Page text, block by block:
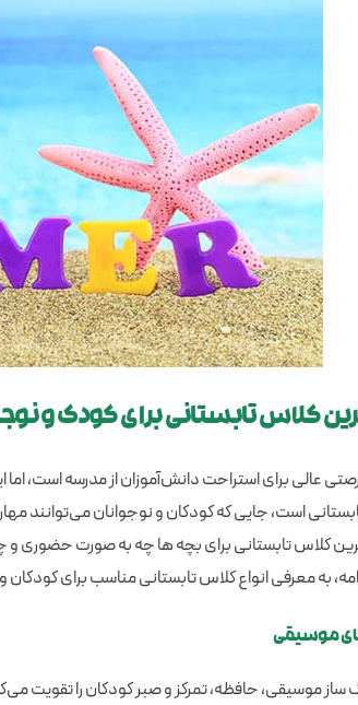
کلاس تابستانی برای کودک و
عالی برای استراحت دانش‌آموزان از مدرسه است،
است، جایی که کودکان و نوجوانان می‌توانند
کلاس تابستانی برای بچه ها چه به صورت حضوری و
به معرفی انواع کلاس تابستانی مناسب برای
موسیقی
موسیقی، حافظه، تمرکز و صبر کودکان را تقویت